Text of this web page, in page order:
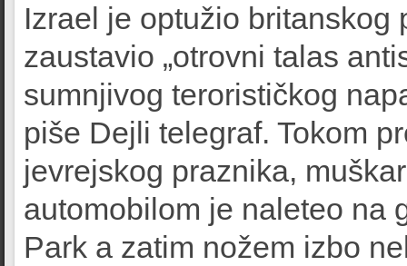
Izrael je optužio
zaustavio „otrovni talas
sumnjivog terorističkog
piše Dejli telegraf. Tokom
jevrejskog praznika,
automobilom je naleteo na
Park a zatim nožem izbo